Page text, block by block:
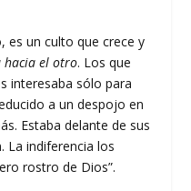
es un culto que crece y
hacia el otro. Los que
interesaba sólo para
a un despojo en
Estaba delante de sus
La indiferencia los
rostro de Dios”.